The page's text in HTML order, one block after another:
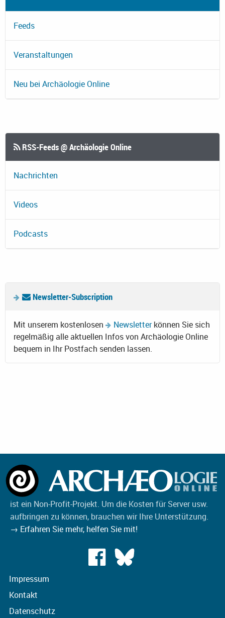
Feeds
Veranstaltungen
Neu bei Archäologie Online
RSS-Feeds @ Archäologie Online
Nachrichten
Videos
Podcasts
Newsletter-Subscription
Mit unserem kostenlosen Newsletterkönnen Sie sich
regelmäßig alle aktuellen Infos von Archäologie Online
bequem in Ihr Postfach senden lassen.
ist ein Non-Profit-Projekt. Um die Kosten für Server usw.
aufbringen zu können, brauchen wir Ihre Unterstützung.
→ Erfahren Sie mehr, helfen Sie mit!
Impressum
Kontakt
Datenschutz